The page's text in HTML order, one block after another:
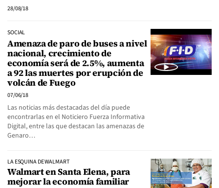
28/08/18
SOCIAL
Amenaza de paro de buses a nivel
nacional, crecimiento de
economía será de 2.5%, aumenta
a 92 las muertes por erupción de
volcán de Fuego
07/06/18
Las noticias más destacadas del día puede
encontrarlas en el Noticiero Fuerza Informativa
Digital, entre las que destacan las amenazas de
Genaro…
LA ESQUINA DE WALMART
Walmart en Santa Elena, para
mejorar la economía familiar